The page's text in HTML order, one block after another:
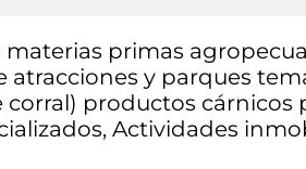
primas
atracciones y parques
corral) productos
Actividades